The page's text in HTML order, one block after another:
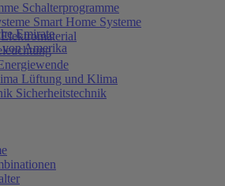
Emirate
von Amerika
Schalterprogramme
Smart Home Systeme
Elektromaterial
Lüftung und Klima
Sicherheitstechnik